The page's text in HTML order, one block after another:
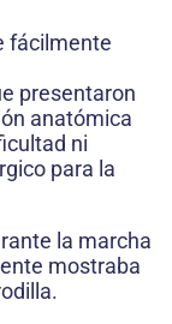
fácilmente
presentaron
anatómica
ni
para la
la marcha
mostraba